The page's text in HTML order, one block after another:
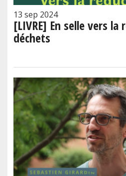
13 sep 2024
[LIVRE] En selle vers
déchets